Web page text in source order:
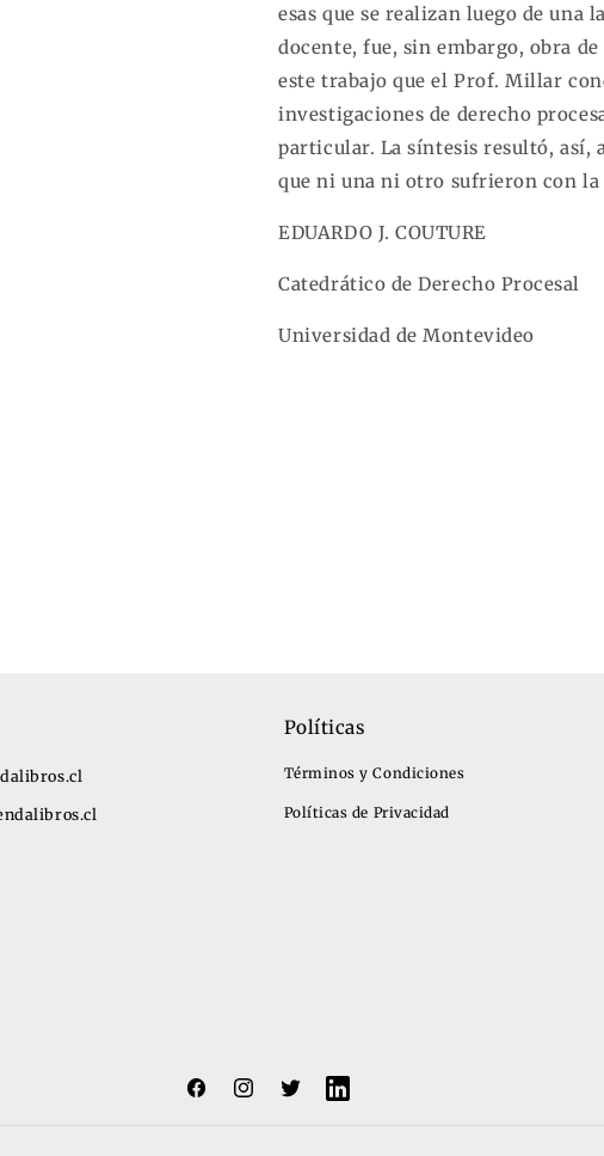
esas que se realizan luego de una
docente, fue, sin embargo, obra
este trabajo que el Prof. Millar
investigaciones de derecho
particular. La síntesis resultó, así,
que ni una ni otro sufrieron con
EDUARDO J. COUTURE
Catedrático de Derecho Procesal
Universidad de Montevideo
Políticas
Términos y Condiciones
Políticas de Privacidad
FacebookInstagramTwitterTranslation